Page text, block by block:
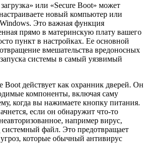
или «Secure Boot» может
новый компьютер или
Windows. Это важная функция
прямо в материнскую плату вашего
пункт в настройках. Ее основной
вмешательства вредоносных
системы в самый уязвимый
Boot действует как охранник дверей. Он
компоненты, включая саму
когда вы нажимаете кнопку питания.
если он обнаружит что-то
например вирус,
файл. Это предотвращает
которые обычный антивирус